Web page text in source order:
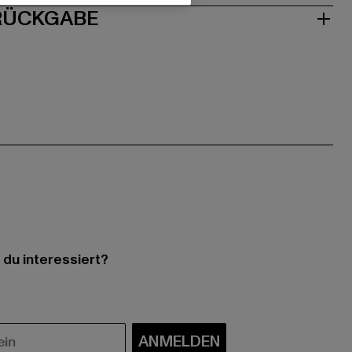
interessiert?
ANMELDEN